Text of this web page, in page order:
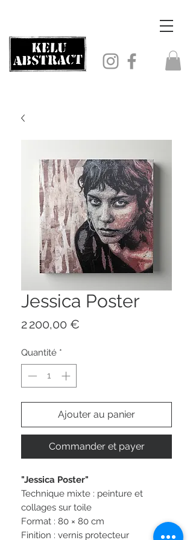
Jessica Poster
2 200,00 €
Quantité *
Ajouter au panier
Commander et payer
"Jessica Poster"
Technique mixte : peinture et
collages sur toile
Format : 80 × 80 cm
Finition : vernis protecteur